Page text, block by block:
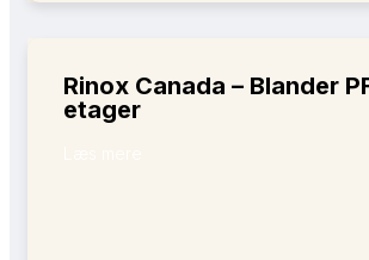
Rinox Canada – Blander
etager